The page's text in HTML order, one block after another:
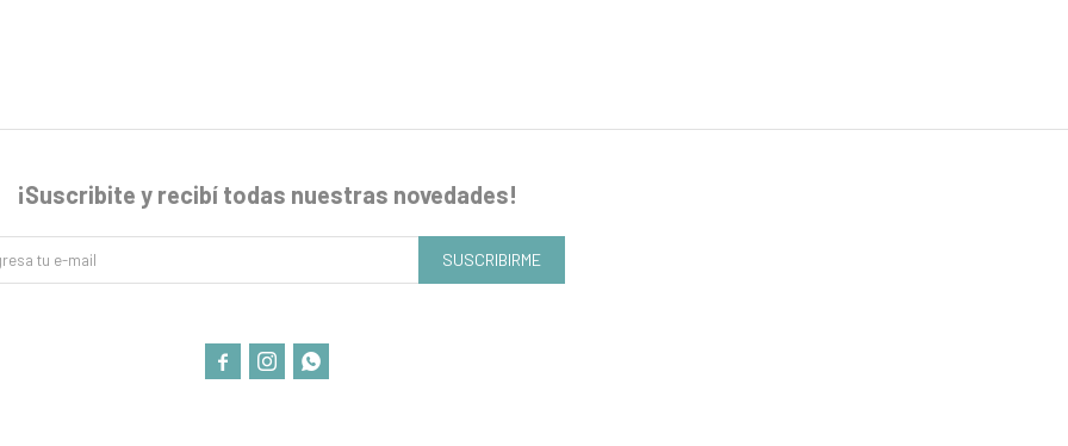
¡Suscribite y recibí todas nuestras novedades!
SUSCRIBIRME
  